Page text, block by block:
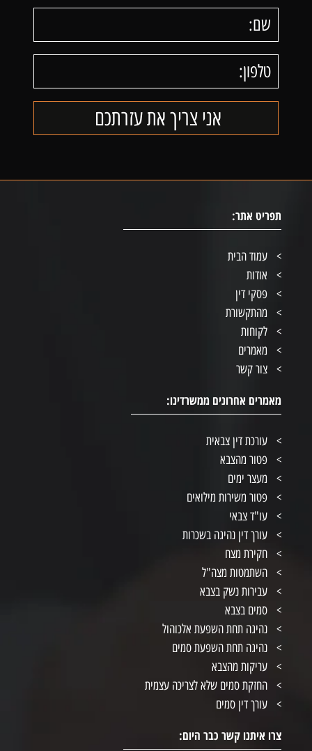
תפריט אתר:
עמוד הבית
אודות
פסקי דין
מהתקשורת
לקוחות
מאמרים
צור קשר
מאמרים אחרונים ממשרדינו:
עורכת דין צבאית
פטור מהצבא
מעצר ימים
פטור משירות מילואים
עו"ד צבאי
עורך דין נהיגה בשכרות
חקירת מצח
השתמטות מצה"ל
עבירות נשק בצבא
סמים בצבא
נהיגה תחת השפעת אלכוהול
נהיגה תחת השפעת סמים
עריקות מהצבא
החזקת סמים שלא לצריכה עצמית
עורך דין סמים
צרו איתנו קשר כבר היום: